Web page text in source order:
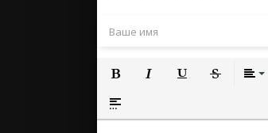
Полужирный
Вставка спойлера